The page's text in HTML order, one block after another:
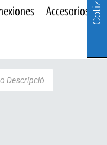
Accesorios Cotizar